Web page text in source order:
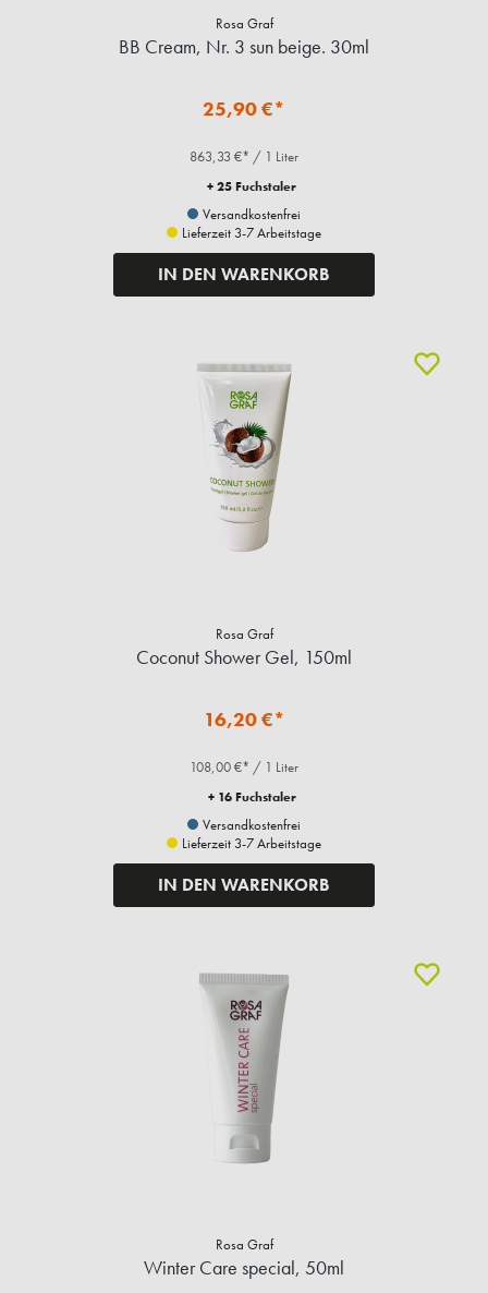
Rosa Graf
BB Cream, Nr. 3 sun beige. 30ml
25,90 €*
863,33 €* / 1 Liter
+ 25 Fuchstaler
Versandkostenfrei
Lieferzeit 3-7 Arbeitstage
IN DEN WARENKORB
Rosa Graf
Coconut Shower Gel, 150ml
16,20 €*
108,00 €* / 1 Liter
+ 16 Fuchstaler
Versandkostenfrei
Lieferzeit 3-7 Arbeitstage
IN DEN WARENKORB
Rosa Graf
Winter Care special, 50ml